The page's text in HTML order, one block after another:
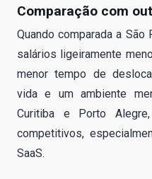
Comparação com
Quando comparada a
salários ligeiramente
menor tempo de
vida e um ambiente
Curitiba e Porto
competitivos,
SaaS.